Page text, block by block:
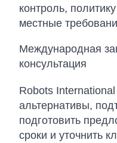
контроль,
местные
Международная
консультация
Robots
альтернативы,
подготовить
сроки и уточнить